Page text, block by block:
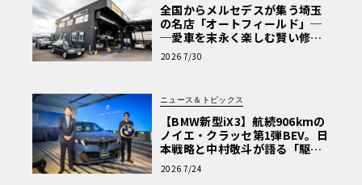
全国からメルセデスが集う埼玉
の名店「オートフィールド」─
─愛車を末永く楽しむ賢い修理
術と、プロがフックス製オイル
を選ぶ理由〈PR〉
2026 7/30
ニュース＆トピックス
【BMW新型iX3】航続906kmの
ノイエ・クラッセ第1弾BEV。日
本戦略と中村敬斗が語る「駆け
ぬける歓び」
2026 7/24